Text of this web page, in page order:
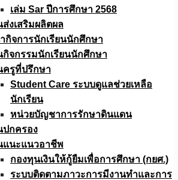
เล่ม Sar ปีการศึกษา 2568
ส่งเสริมผลิตผล
กิจการนักเรียนนักศึกษา
กิจกรรมนักเรียนนักศึกษา
ครูที่ปรึกษา
Student Care ระบบดูแลช่วยเหลือ
นักเรียน
หน่วยบัญชาการรักษาดินแดน
ปกครอง
แนะแนวอาชีพ
กองทุนเงินให้กู้ยืมเพื่อการศึกษา (กยศ.)
ระบบติดตามภาวะการมีงานทำและการ